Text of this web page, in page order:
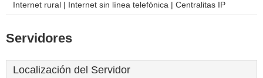
Internet rural | Internet sin línea telefónica | Centralitas IP
Servidores
Localización del Servidor